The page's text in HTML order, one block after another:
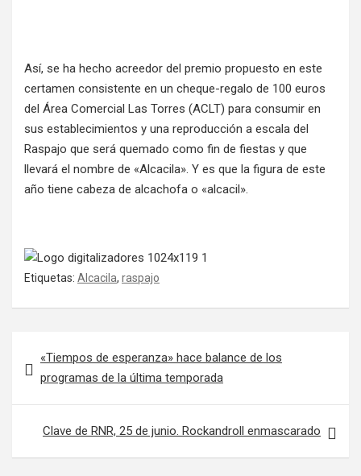
Así, se ha hecho acreedor del premio propuesto en este
certamen consistente en un cheque-regalo de 100 euros
del Área Comercial Las Torres (ACLT) para consumir en
sus establecimientos y una reproducción a escala del
Raspajo que será quemado como fin de fiestas y que
llevará el nombre de «Alcacila». Y es que la figura de este
año tiene cabeza de alcachofa o «alcacil».
Etiquetas: Alcacila, raspajo
«Tiempos de esperanza» hace balance de los
programas de la última temporada
Clave de RNR, 25 de junio. Rockandroll enmascarado